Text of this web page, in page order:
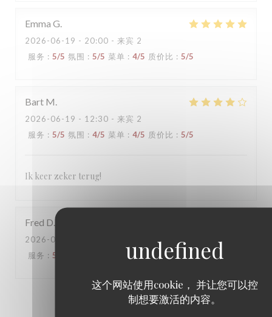
这个网站使用cookie， 并让您可以控
制想要激活的内容。
Emma G
2026-06-19 - 20:00 - 来宾 2
服务 : 5/5 氛围 : 5/5 菜单 : 4/5 质价比 : 5/5
Bart M
2026-06-19 - 12:30 - 来宾 2
服务 : 5/5 氛围 : 4/5 菜单 : 4/5 质价比 : 5/5
Ik keer zeker terug!
Fred D
2026-06-16
服务 : 5 : 5 质价比
2 3